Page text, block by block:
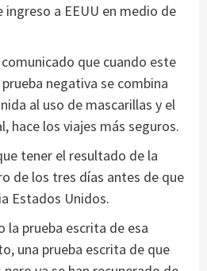
ingreso a EEUU en medio de
que cuando este
negativa se combina
al uso de mascarillas y el
hace los viajes más seguros.
tener el resultado de la
de los tres días antes de que
Estados Unidos.
la prueba escrita de esa
una prueba escrita de que